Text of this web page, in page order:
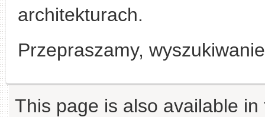
architekturach.
Przepraszamy,
This page is also available